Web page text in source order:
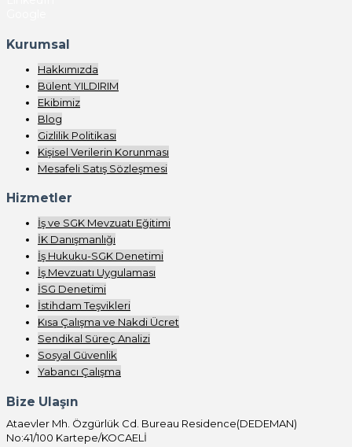
Kurumsal
Hakkımızda
Bülent YILDIRIM
Ekibimiz
Blog
Gizlilik Politikası
Kişisel Verilerin Korunması
Mesafeli Satış Sözleşmesi
Hizmetler
İş ve SGK Mevzuatı Eğitimi
İK Danışmanlığı
İş Hukuku-SGK Denetimi
İş Mevzuatı Uygulaması
İSG Denetimi
İstihdam Teşvikleri
Kısa Çalışma ve Nakdi Ücret
Sendikal Süreç Analizi
Sosyal Güvenlik
Yabancı Çalışma
Bize Ulaşın
Ataevler Mh. Özgürlük Cd. Bureau Residence(DEDEMAN)
No:41/100 Kartepe/KOCAELİ